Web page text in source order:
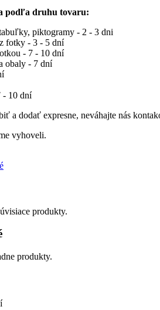
podľa druhu tovaru:
piktogramy - 2 - 3 dni
fotky - 3 - 5 dní
- 7 - 10 dní
obaly - 7 dní
- 10 dní
a dodať expresne, neváhajte nás
vyhoveli.
produkty.
produkty.